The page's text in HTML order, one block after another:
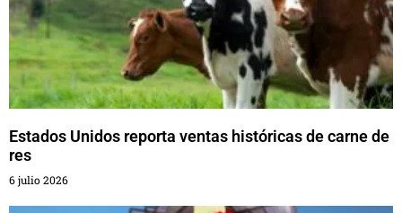
Estados Unidos reporta ventas históricas de carne de
res
6 julio 2026